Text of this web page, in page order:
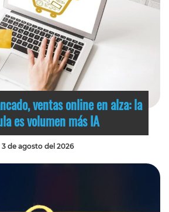
ventas online en alza: la
es volumen más IA
3 de agosto del 2026